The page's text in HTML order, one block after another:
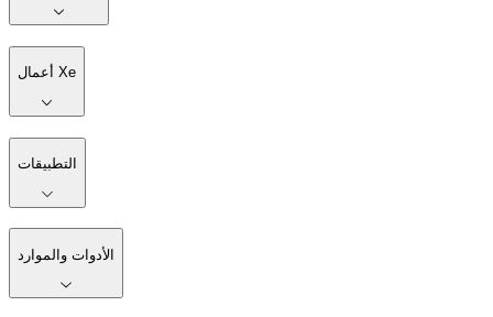
أعمال Xe
التطبيقات
الأدوات والموارد